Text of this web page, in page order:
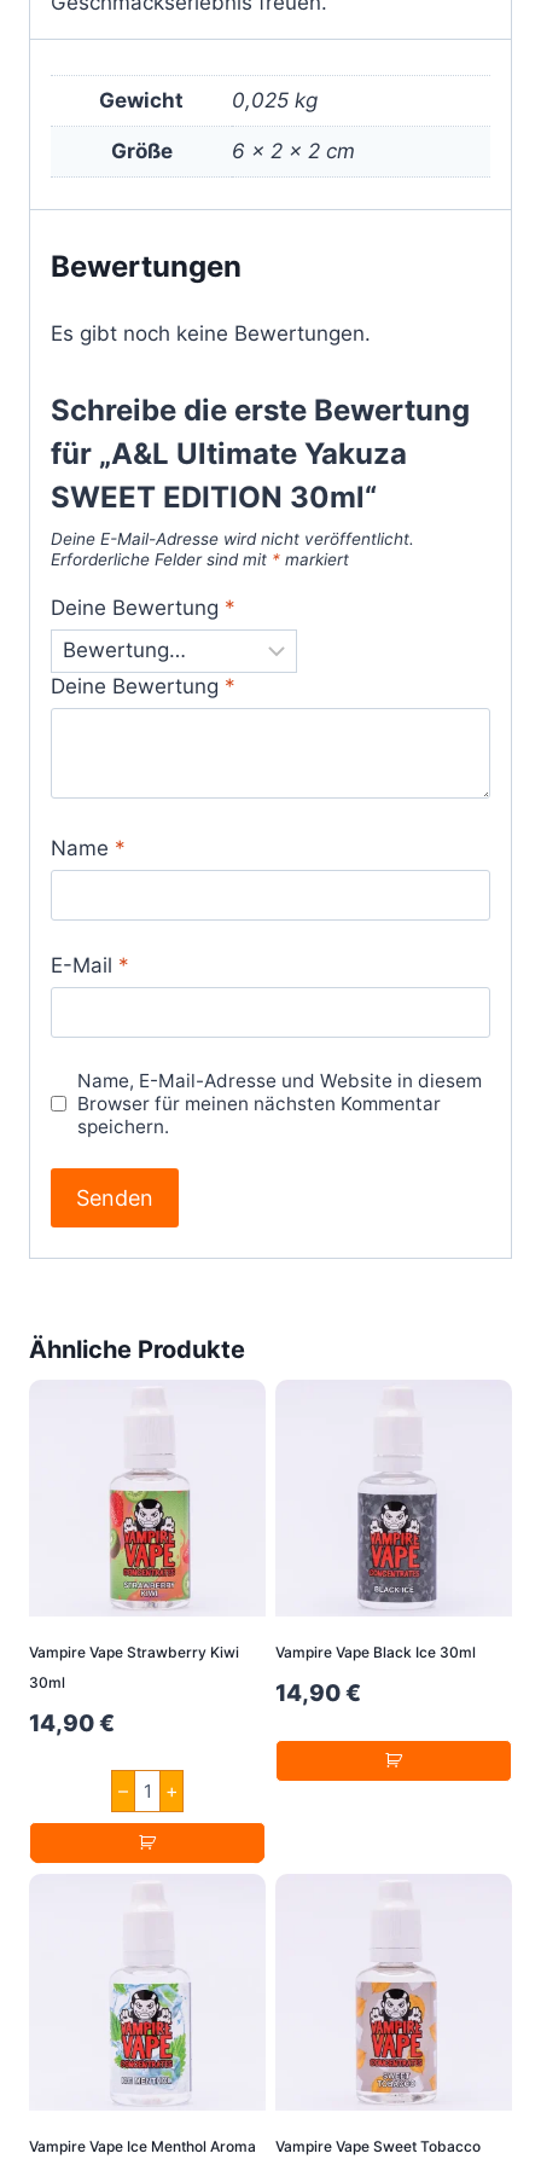
Gewicht 0,025 kg
Größe 6 × 2 × 2 cm
Bewertungen
Es gibt noch keine Bewertungen.
Schreibe die erste Bewertung
für „A&L Ultimate Yakuza
SWEET EDITION 30ml“
Deine E-Mail-Adresse wird nicht veröffentlicht.
Erforderliche Felder sind mit * markiert
Deine Bewertung *
Deine Bewertung *
Name *
E-Mail *
Name, E-Mail-Adresse und Website in diesem
Browser für meinen nächsten Kommentar
speichern.
Ähnliche Produkte
Vampire Vape Strawberry Kiwi
30ml
14,90€
–
Vampire
Vape
Strawberry
Kiwi
30ml
Menge
+
Vampire Vape Black Ice 30ml
14,90€
Vampire Vape Ice Menthol Aroma
Vampire Vape Sweet Tobacco